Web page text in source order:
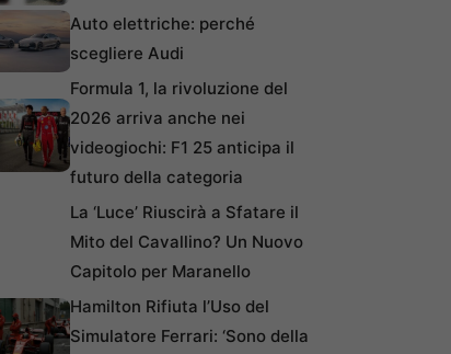
Auto elettriche: perché
scegliere Audi
Formula 1, la rivoluzione del
2026 arriva anche nei
videogiochi: F1 25 anticipa il
futuro della categoria
La ‘Luce’ Riuscirà a Sfatare il
Mito del Cavallino? Un Nuovo
Capitolo per Maranello
Hamilton Rifiuta l’Uso del
Simulatore Ferrari: ‘Sono della